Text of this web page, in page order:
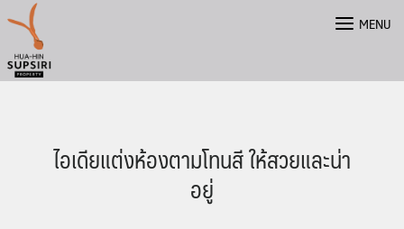
content
MENU
ไอเดียแต่งห้องตามโทนสี ให้สวยและน่า
อยู่